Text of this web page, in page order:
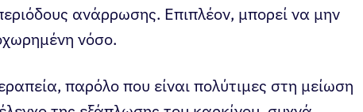
ανάρρωσης. Επιπλέον, μπορεί να μην
νόσο.
παρόλο που είναι πολύτιμες στη μείωση